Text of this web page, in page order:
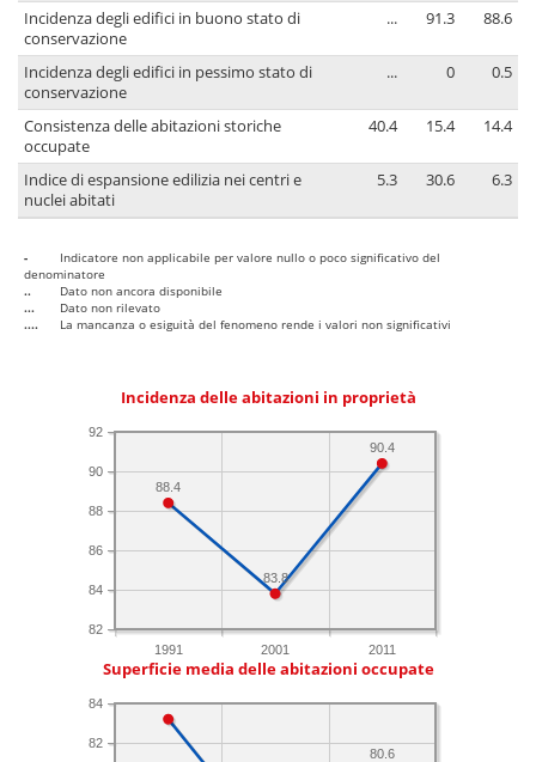
Incidenza degli edifici in buono stato di
conservazione
... 91.3 88.6
Incidenza degli edifici in pessimo stato di
conservazione
... 0 0.5
Consistenza delle abitazioni storiche
occupate
40.4 15.4 14.4
Indice di espansione edilizia nei centri e
nuclei abitati
5.3 30.6 6.3
-
Indicatore non applicabile per valore nullo o poco significativo del
denominatore
..
Dato non ancora disponibile
...
Dato non rilevato
....
La mancanza o esiguità del fenomeno rende i valori non significativi
Incidenza delle abitazioni in proprietà
1991 2001 2011
82
84
86
88
90
92
90.4
83.8
88.4
Superficie media delle abitazioni occupate
82
84
80.6